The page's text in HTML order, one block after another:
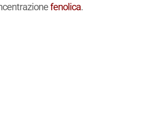
fenolica.